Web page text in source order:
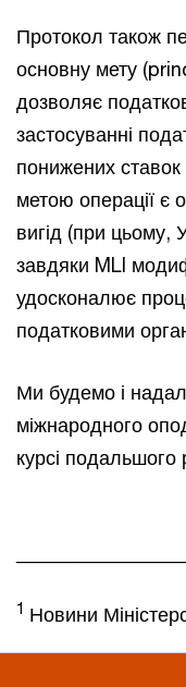
Протокол також
основну мету
дозволяє
застосуванні
понижених
метою операції є
вигід (при цьому,
завдяки MLI
удосконалює
податковими
Ми будемо і
міжнародного
курсі подальшого
1 Новини